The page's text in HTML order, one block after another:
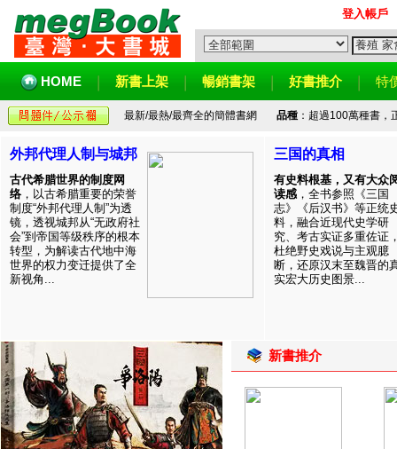
登入帳戶
HOME 新書上架 暢銷書架 好書推介 特
最新/最熱/最齊全的簡體書網 品種：超過100萬種書，
外邦代理人制与城邦
古代希腊世界的制度网
络 ，以古希腊重要的荣誉
制度“外邦代理人制”为透
镜，透视城邦从“无政府社
会”到帝国等级秩序的根本
转型，为解读古代地中海
世界的权力变迁提供了全
新视角...
三国的真相
有史料根基，又有大众
读感 ，全书参照《三国
志》《后汉书》等正统
料，融合近现代史学研
究、考古实证多重佐证
杜绝野史戏说与主观臆
断，还原汉末至魏晋的
实宏大历史图景...
新書推介